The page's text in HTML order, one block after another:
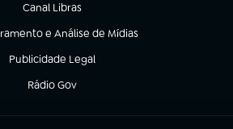
Canal Libras
(abre em nova aba)
e Análise de Mídias
nova aba)
Publicidade Legal
(abre em nova aba)
Rádio Gov
(abre em nova aba)